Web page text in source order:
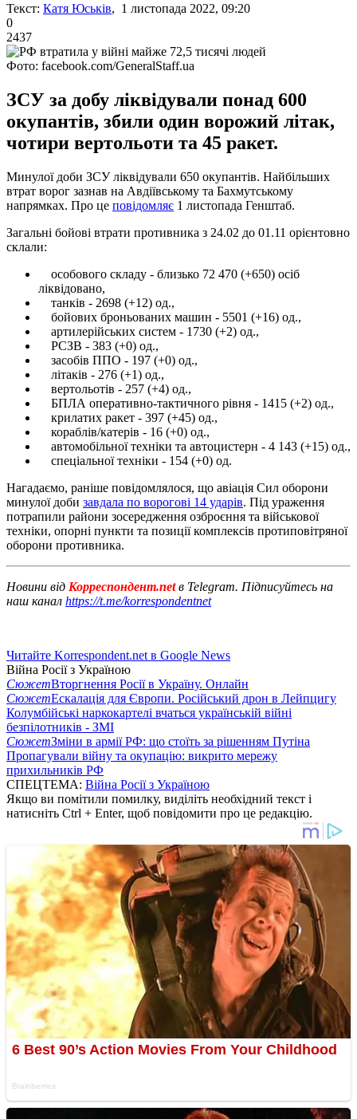
Текст: Катя Юськів, 1 листопада 2022, 09:20
0
2437
Фото: facebook.com/GeneralStaff.ua
ЗСУ за добу ліквідували понад 600
окупантів, збили один ворожий літак,
чотири вертольоти та 45 ракет.
Минулої доби ЗСУ ліквідували 650 окупантів. Найбільших
втрат ворог зазнав на Авдіївському та Бахмутському
напрямках. Про це повідомляє 1 листопада Генштаб.
Загальні бойові втрати противника з 24.02 до 01.11 орієнтовно
склали:
особового складу - близько 72 470 (+650) осіб
ліквідовано,
танків - 2698 (+12) од.,
бойових броньованих машин - 5501 (+16) од.,
артилерійських систем - 1730 (+2) од.,
РСЗВ - 383 (+0) од.,
засобів ППО - 197 (+0) од.,
літаків - 276 (+1) од.,
вертольотів - 257 (+4) од.,
БПЛА оперативно-тактичного рівня - 1415 (+2) од.,
крилатих ракет - 397 (+45) од.,
кораблів/катерів - 16 (+0) од.,
автомобільної техніки та автоцистерн - 4 143 (+15) од.,
спеціальної техніки - 154 (+0) од.
Нагадаємо, раніше повідомлялося, що авіація Сил оборони
минулої доби завдала по ворогові 14 ударів. Під ураження
потрапили райони зосередження озброєння та військової
техніки, опорні пункти та позиції комплексів протиповітряної
оборони противника.
Новини від Корреспондент.netв Telegram. Підписуйтесь на
наш канал https://t.me/korrespondentnet
Читайте Korrespondent.net в Google News
Війна Росії з Україною
СюжетВторгнення Росії в Україну. Онлайн
СюжетЕскалація для Європи. Російський дрон в Лейпцигу
Колумбійські наркокартелі вчаться українській війні
безпілотників - ЗМІ
СюжетЗміни в армії РФ: що стоїть за рішенням Путіна
Пропагували війну та окупацію: викрито мережу
прихильників РФ
СПЕЦТЕМА: Війна Росії з Україною
Якщо ви помітили помилку, виділіть необхідний текст і
натисніть Ctrl + Enter, щоб повідомити про це редакцію.